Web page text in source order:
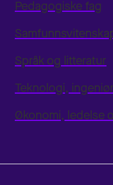
Pedagogiske fag
Språk og litteratur
Teknologi,
Økonomi, ledelse